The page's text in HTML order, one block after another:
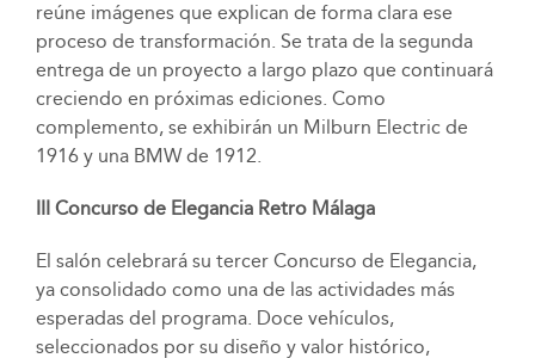
reúne imágenes que explican de forma clara ese
proceso de transformación. Se trata de la segunda
entrega de un proyecto a largo plazo que continuará
creciendo en próximas ediciones. Como
complemento, se exhibirán un Milburn Electric de
1916 y una BMW de 1912.
III Concurso de Elegancia Retro Málaga
El salón celebrará su tercer Concurso de Elegancia,
ya consolidado como una de las actividades más
esperadas del programa. Doce vehículos,
seleccionados por su diseño y valor histórico,